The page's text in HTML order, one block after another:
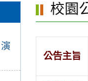
校園
公告主旨